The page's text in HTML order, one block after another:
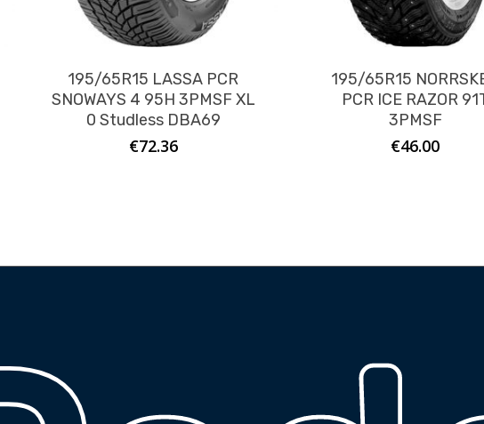
195/65R15 LASSA PCR
SNOWAYS 4 95H 3PMSF XL
0 Studless DBA69
€72.36
195/65R15
PCR ICE RAZOR
3PMSF
€46.00